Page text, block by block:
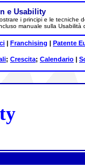
e Usability
i principi e le tecniche
manuale sulla Usabilità
| Franchising | Patente
; Crescita; Calendario |